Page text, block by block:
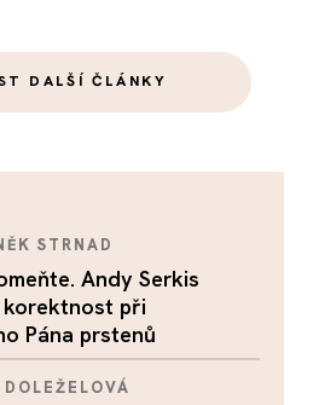
DALŠÍ ČLÁNKY
STRNAD
Andy Serkis
při
Pána prstenů